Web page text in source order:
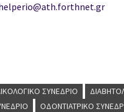
ΣΥΝΈΔΡΙΟ
ΟΔΟΝΤΙΑΤΡΙΚΌ